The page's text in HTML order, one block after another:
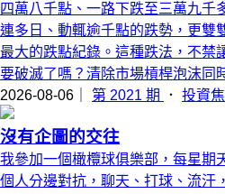
四萬八千點、一路下跌至三萬九千
連多日、動輒逾千點的跌勢，更雙
最大的跌點紀錄。這種跌法，不禁
要破滅了嗎？清除市場槓桿泡沫同
2026-08-06｜ 第 2021 期 ． 投資
沒有企圖的交往
我參加一個橄欖球俱樂部，每星期
個人分邊對抗，聊天、打球、流汗